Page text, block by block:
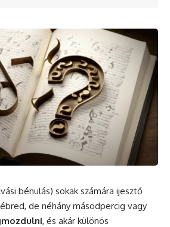
bénulás) sokak számára ijesztő
de néhány másodpercig vagy
, és akár különös